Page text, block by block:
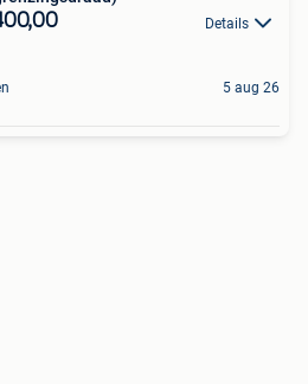
Details
5 aug 26